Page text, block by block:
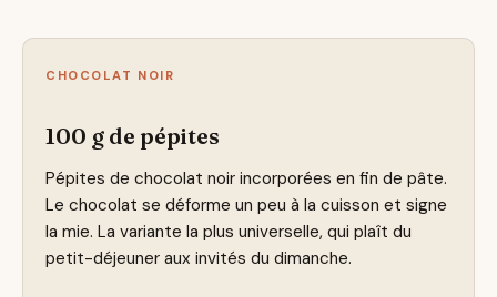
CHOCOLAT NOIR
100 g de pépites
Pépites de chocolat noir incorporées en fin de pâte.
Le chocolat se déforme un peu à la cuisson et signe
la mie. La variante la plus universelle, qui plaît du
petit-déjeuner aux invités du dimanche.